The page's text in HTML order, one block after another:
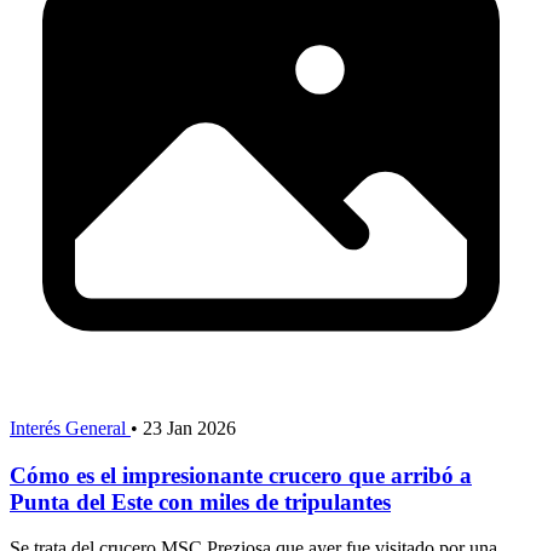
Interés General • 23 Jan 2026
Cómo es el impresionante crucero que arribó a
Punta del Este con miles de tripulantes